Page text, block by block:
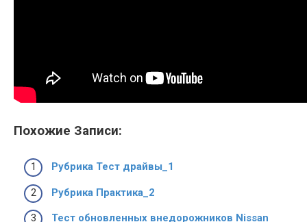
Похожие Записи:
Рубрика Тест драйвы_1
Рубрика Практика_2
Тест обновленных внедорожников Nissan